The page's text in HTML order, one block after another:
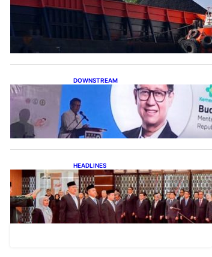
Lelang Batubara Sitaan, Negara
Dapat Lebih dari Rp 20 Miliar
DOWNSTREAM
Digitalisasi Alat-Alat
Kesehatan Dukung
Pertumbuhan Industri Alkes
HEADLINES
Lana Saria Dilantik Sebagai
Kepala Badan Geologi